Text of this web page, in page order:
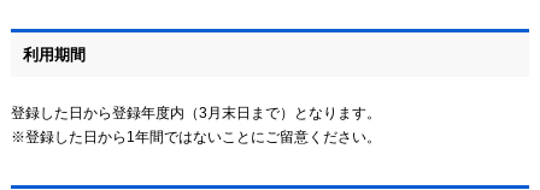
利用期間
登録した日から登録年度内（3月末日まで）となります。
※登録した日から1年間ではないことにご留意ください。